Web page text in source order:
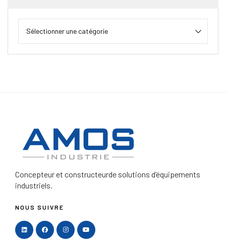
Concepteur et constructeurde solutions d’équipements
industriels.
NOUS SUIVRE